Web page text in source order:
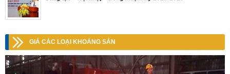
GIÁ CÁC LOẠI KHOÁNG SẢN